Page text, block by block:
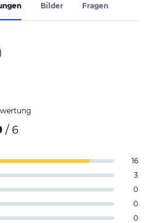
Bilder Fragen
/ 6
16
3
0
0
0